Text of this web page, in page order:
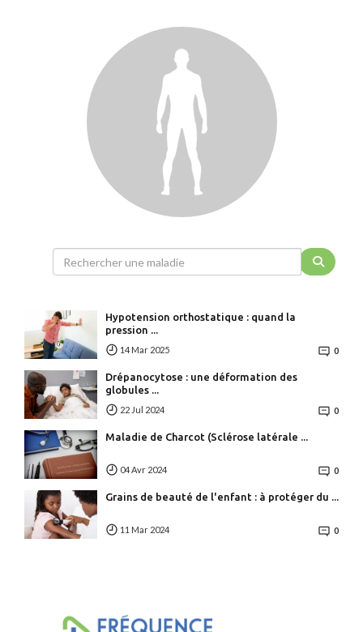
Hypotension orthostatique : quand la
pression ...
14 Mar 2025 0
Drépanocytose : une déformation des
globules ...
22 Jul 2024 0
Maladie de Charcot (Sclérose latérale ...
04 Avr 2024 0
Grains de beauté de l'enfant : à protéger du ...
11 Mar 2024 0